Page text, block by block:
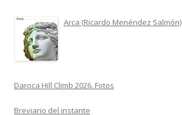
Arca (Ricardo Menéndez Salmón)
Daroca Hill Climb 2026. Fotos
Breviario del instante